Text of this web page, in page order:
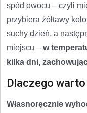
spód owocu – czyli
przybiera żółtawy
suchy dzień, a
miejscu – w
kilka dni,
Dlaczego
Własnoręcznie